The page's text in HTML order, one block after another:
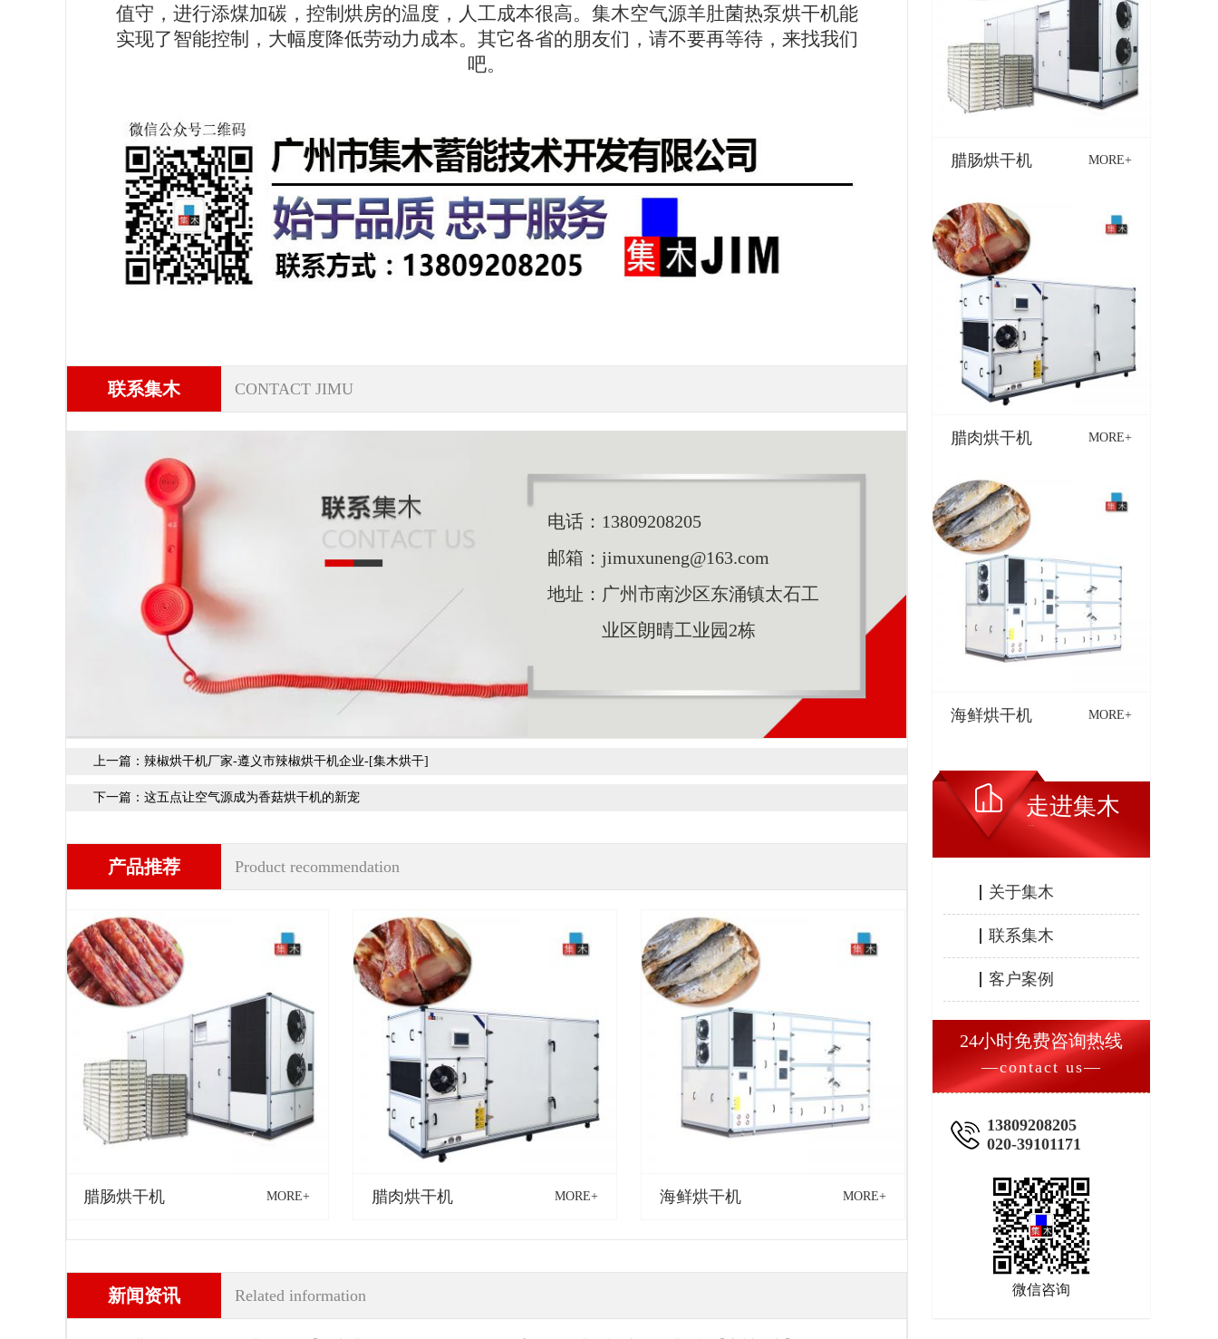
值守，进行添煤加碳，控制烘房的温度，人工成本很高。集木空气源羊肚菌热泵烘干机能
实现了智能控制，大幅度降低劳动力成本。其它各省的朋友们，请不要再等待，来找我们
吧。
联系集木 CONTACT JIMU
电话： 13809208205
邮箱： jimuxuneng@163.com
地址： 广州市南沙区东涌镇太石工
业区朗晴工业园2栋
上一篇： 辣椒烘干机厂家-遵义市辣椒烘干机企业-[集木烘干]
下一篇： 这五点让空气源成为香菇烘干机的新宠
产品推荐 Product recommendation
腊肠烘干机 MORE+ 腊肉烘干机 MORE+ 海鲜烘干机 MORE+
新闻资讯 Related information
腊肠烘干机 MORE+
腊肉烘干机 MORE+
海鲜烘干机 MORE+
走进集木
关于集木
联系集木
客户案例
24小时免费咨询热线
—contact us—
13809208205
020-39101171
微信咨询